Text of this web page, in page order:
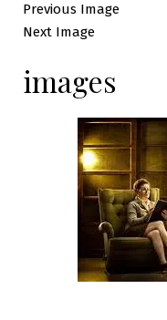
Previous Image
Next Image
images